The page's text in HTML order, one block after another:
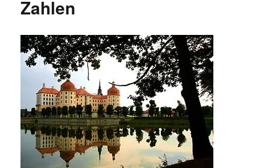
Zahlen